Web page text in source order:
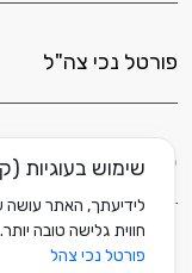
שימוש בעוגיות
חווית גלישה טובה
פורטל נכי צהל
פורטל נכי צה"ל
לשירותך כאן